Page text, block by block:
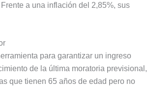
a una inflación del 2,85%, sus
para garantizar un ingreso
de la última moratoria previsional,
que tienen 65 años de edad pero no